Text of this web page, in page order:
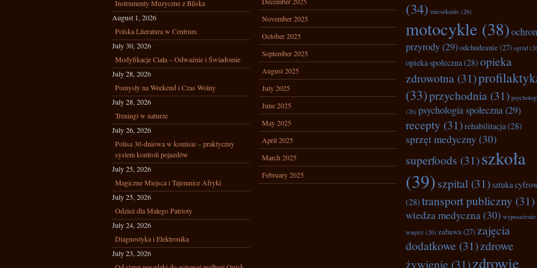
Instrumenty Muzyczne z Bliska
August 1, 2026
Polska Literatura w Centrum
July 30, 2026
Modyfikacje Ciała – Odważnie i Świadomie
July 28, 2026
Pomysły na Weekend i Czas Wolny
July 28, 2026
Treningi w naturze
July 26, 2026
Polisa 30-dniowa w komisie – praktyczny
system kontroli pojazdów
July 25, 2026
Magiczne Miejsca i Tajemnice Afryki
July 25, 2026
Odzież dla Małego Patrioty
July 24, 2026
Diagnostyka i Elektronika
July 23, 2026
November 2025
October 2025
September 2025
August 2025
July 2025
June 2025
May 2025
April 2025
March 2025
February 2025
(34) mieszkanie (26)
motocykle (38)
przyrody(29)odchudzanie (27) ogród
opieka społeczna(28) opieka
zdrowotna (31)
(33)przychodnia (31)
(26) psychologia społeczna(29)
recepty (31)rehabilitacja(28)
sprzęt medyczny (30)
superfoods (31)szkoła
(39)szpital (31)sztuka
(28) transport publiczny (31)
wiedza medyczna(30) wyposażenie
wnętrz (26) zabawa(27) zajęcia
dodatkowe (31)zdrowe
żywienie (31)zdrowie